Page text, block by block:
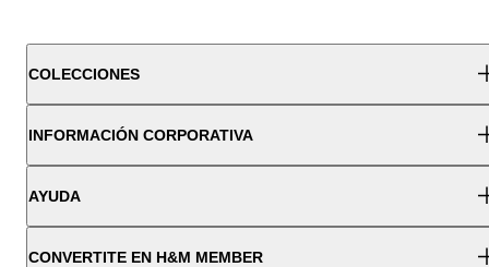
COLECCIONES
INFORMACIÓN CORPORATIVA
AYUDA
CONVERTITE EN H&M MEMBER